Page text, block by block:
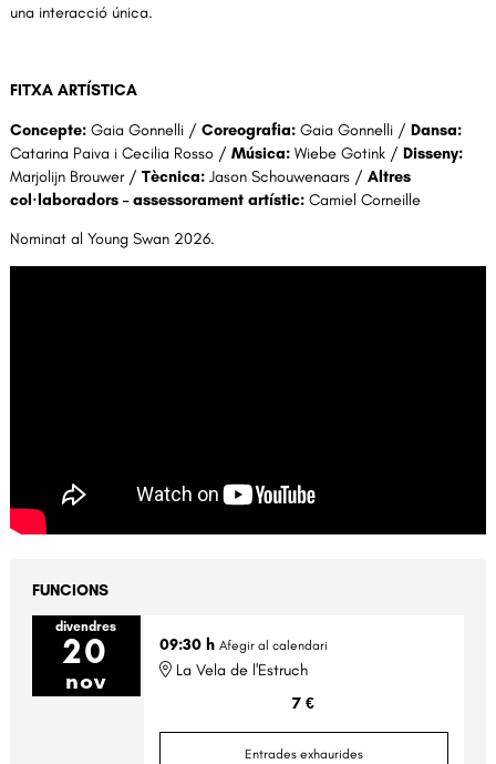
una interacció única.
FITXA ARTÍSTICA
Concepte: Gaia Gonnelli / Coreografia: Gaia Gonnelli /
Catarina Paiva i Cecilia Rosso / Música: Wiebe Gotink /
Marjolijn Brouwer / Tècnica: Jason Schouwenaars / Altres
col·laboradors – assessorament artístic: Camiel Corneille
Nominat al Young Swan 2026.
FUNCIONS
divendres
20
nov
09:30 h Afegir al calendari
La Vela de l'Estruch
7 €
Entrades exhaurides